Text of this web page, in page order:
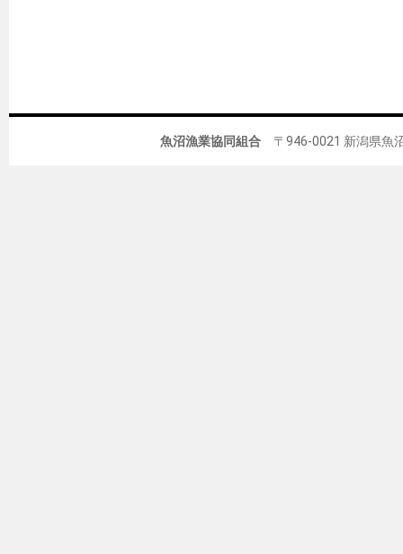
魚沼漁業協同組合 〒946-0021 新潟県魚